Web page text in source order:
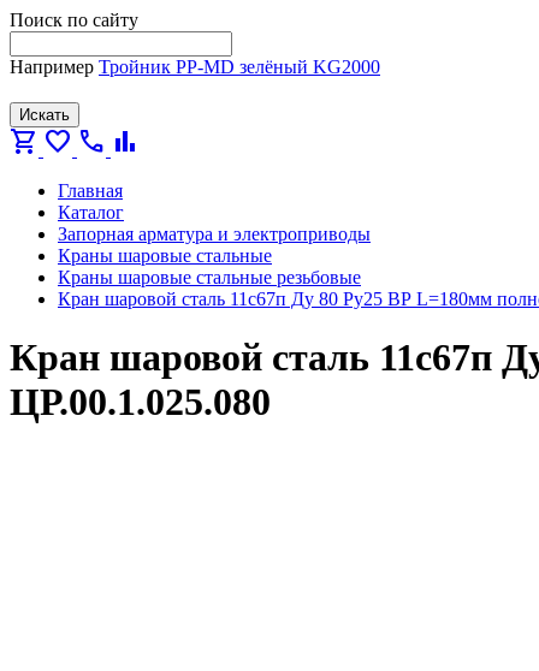
Поиск по сайту
Например Тройник PP-MD зелёный KG2000
Искать
shopping_cart favorite call bar_chart
Главная
Каталог
Запорная арматура и электроприводы
Краны шаровые стальные
Краны шаровые стальные резьбовые
Кран шаровой сталь 11с67п Ду 80 Ру25 ВР L=180мм
Кран шаровой сталь 11с67п
ЦР.00.1.025.080